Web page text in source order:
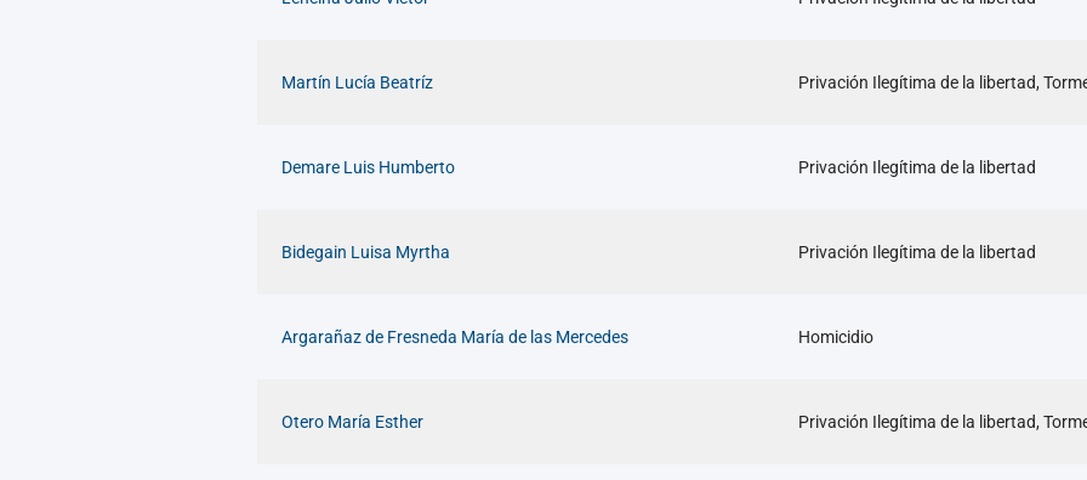
Martín Lucía Beatríz Privación Ilegítima de la libertad,
Demare Luis Humberto Privación Ilegítima de la libertad
Bidegain Luisa Myrtha Privación Ilegítima de la libertad
Argarañaz de Fresneda María de las Mercedes Homicidio
Otero María Esther Privación Ilegítima de la libertad,